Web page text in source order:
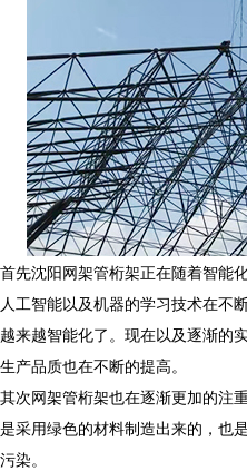
首先沈阳网架管桁架正在随着智能
人工智能以及机器的学习技术在不
越来越智能化了。现在以及逐渐的
生产品质也在不断的提高。
其次网架管桁架也在逐渐更加的注
是采用绿色的材料制造出来的，也
污染。